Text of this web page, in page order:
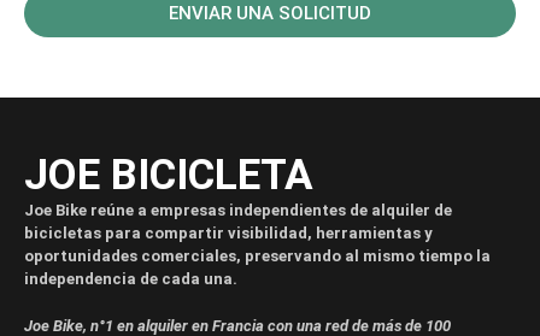
ENVIAR UNA SOLICITUD
JOE BICICLETA
Joe Bike reúne a empresas independientes de alquiler de
bicicletas para compartir visibilidad, herramientas y
oportunidades comerciales, preservando al mismo tiempo la
independencia de cada una.
Joe Bike, n°1 en alquiler en Francia con una red de más de 100